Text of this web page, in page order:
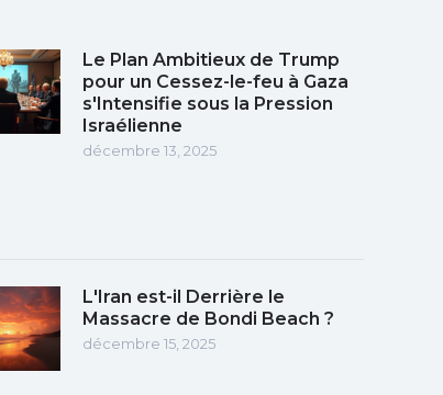
Le Plan Ambitieux de Trump
pour un Cessez-le-feu à Gaza
s'Intensifie sous la Pression
Israélienne
décembre 13, 2025
L'Iran est-il Derrière le
Massacre de Bondi Beach ?
décembre 15, 2025